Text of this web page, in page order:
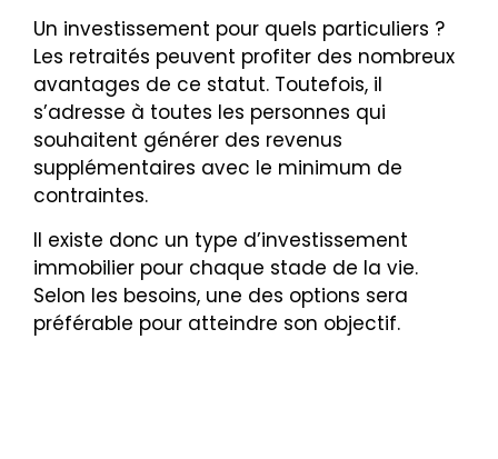
Un investissement pour quels particuliers ?
Les retraités peuvent profiter des nombreux
avantages de ce statut. Toutefois, il
s’adresse à toutes les personnes qui
souhaitent générer des revenus
supplémentaires avec le minimum de
contraintes.
Il existe donc un type d’investissement
immobilier pour chaque stade de la vie.
Selon les besoins, une des options sera
préférable pour atteindre son objectif.